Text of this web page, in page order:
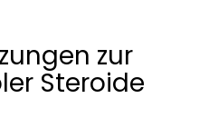
zur
Steroide